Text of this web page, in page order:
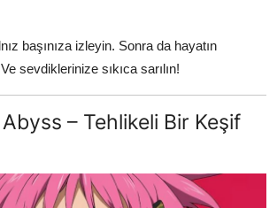
başınıza izleyin. Sonra da hayatın
sevdiklerinize sıkıca sarılın!
– Tehlikeli Bir Keşif